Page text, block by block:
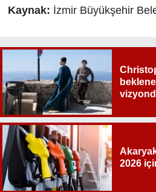
Kaynak: İzmir Büyükşehir
2026